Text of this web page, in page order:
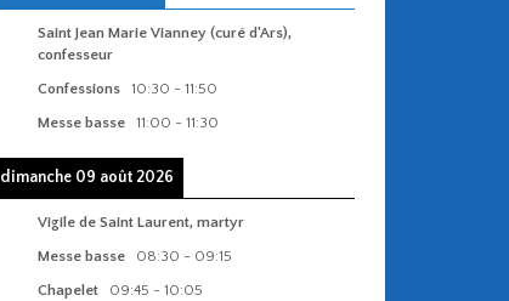
Saint Jean Marie Vianney (curé d'Ars),
confesseur
Confessions
10:30 - 11:50
Messe basse
11:00 - 11:30
dimanche 09 août 2026
Vigile de Saint Laurent, martyr
Messe basse
08:30 - 09:15
Chapelet
09:45 - 10:05